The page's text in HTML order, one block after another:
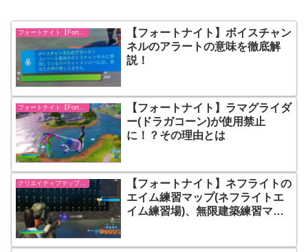
【フォートナイト】ボイスチャン
ネルのアラートの意味を徹底解
説！
フォートナイト【Fortnite】
【フォートナイト】ラマグライダ
ー(ドラガコーン)が使用禁止
に！？その理由とは
クリエイティブマップ紹介
【フォートナイト】ネフライトの
エイム練習マップ(ネフライトエ
イム練習場)、無限建築練習マッ